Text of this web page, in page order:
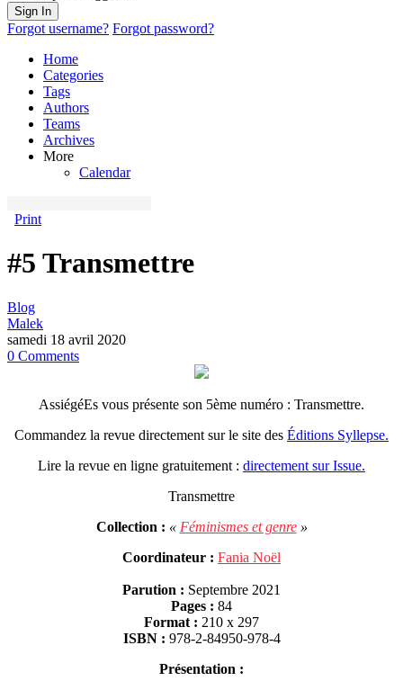
Sign In
Forgot username? Forgot password?
Home
Categories
Tags
Authors
Teams
Archives
More
Calendar
Print
#5 Transmettre
Blog
Malek
samedi 18 avril 2020
0 Comments
AssiégéEs vous présente son 5ème numéro : Transmettre.
Commandez la revue directement sur le site des Éditions Syllepse.
Lire la revue en ligne gratuitement : directement sur Issue.
Transmettre
Collection : « Féminismes et genre»
Coordinateur : Fania Noël
Parution : Septembre 2021
Pages : 84
Format : 210 x 297
ISBN : 978-2-84950-978-4
Présentation :